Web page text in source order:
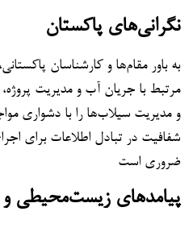
نگرانی‌های پاکستان
به باور مقام‌ها و کارشناسان
مرتبط با جریان آب و مدیریت پروژه،
و مدیریت سیلاب‌ها را با دشواری
شفافیت در تبادل اطلاعات برای
ضروری است
پیامدهای زیست‌محیطی و